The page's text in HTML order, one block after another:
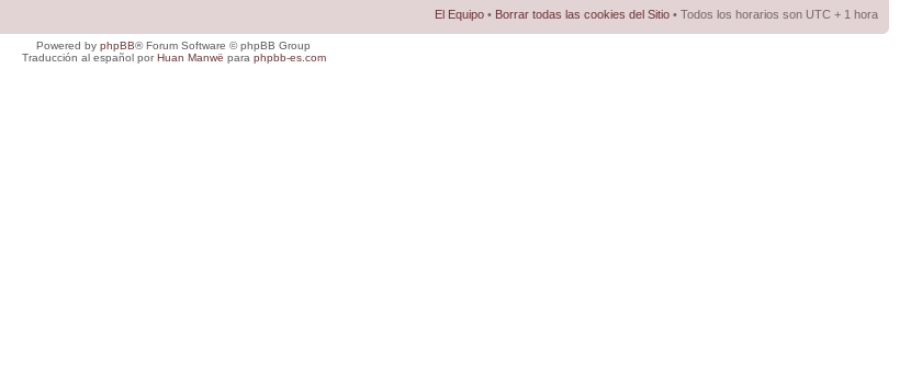
El Equipo • Borrar todas las cookies del Sitio • Todos los horarios son UTC + 1 hora
Powered by phpBB® Forum Software © phpBB Group
Traducción al español porHuan Manwë para phpbb-es.com